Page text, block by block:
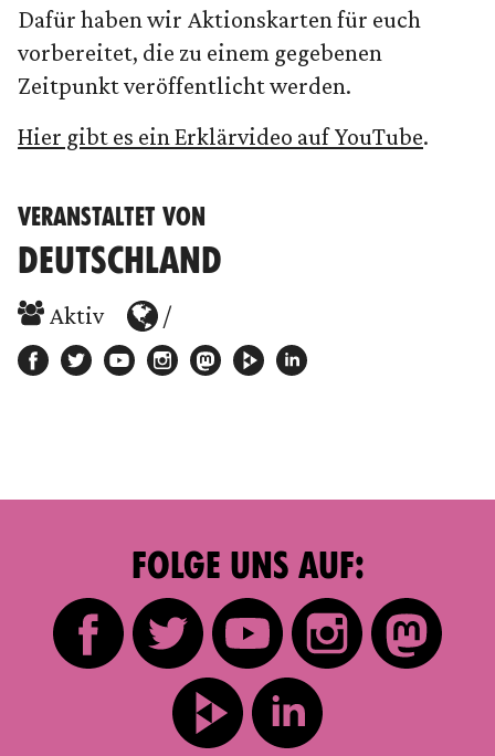
Dafür haben wir Aktionskarten für euch
vorbereitet, die zu einem gegebenen
Zeitpunkt veröffentlicht werden.
Hier gibt es ein Erklärvideo auf YouTube.
VERANSTALTET VON
DEUTSCHLAND
Aktiv /
FOLGE UNS AUF: